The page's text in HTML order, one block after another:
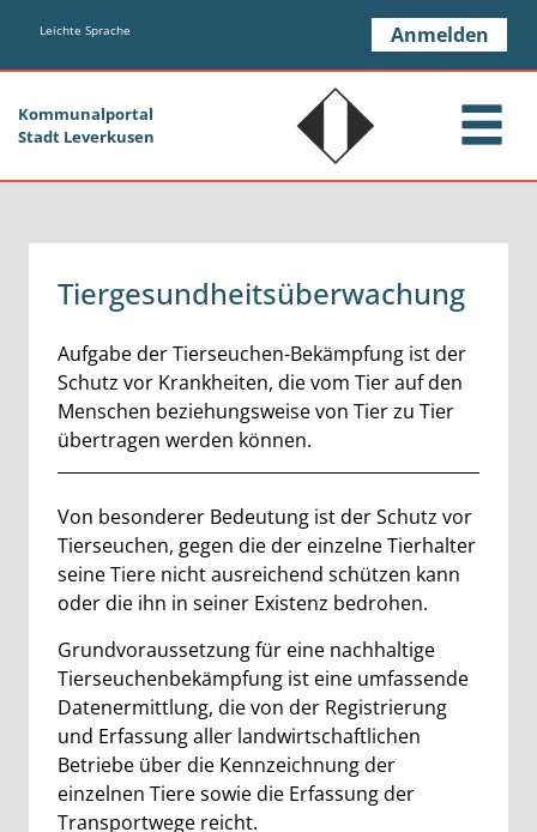
Zum Hauptinhalt springen
Leichte Sprache Anmelden
Kommunalportal
Stadt Leverkusen
Tiergesundheitsüberwachung
Kurzbeschreibung
Aufgabe der Tierseuchen-Bekämpfung ist der
Schutz vor Krankheiten, die vom Tier auf den
Menschen beziehungsweise von Tier zu Tier
übertragen werden können.
Beschreibung
Von besonderer Bedeutung ist der Schutz vor
Tierseuchen, gegen die der einzelne Tierhalter
seine Tiere nicht ausreichend schützen kann
oder die ihn in seiner Existenz bedrohen.
Grundvoraussetzung für eine nachhaltige
Tierseuchenbekämpfung ist eine umfassende
Datenermittlung, die von der Registrierung
und Erfassung aller landwirtschaftlichen
Betriebe über die Kennzeichnung der
einzelnen Tiere sowie die Erfassung der
Transportwege reicht.